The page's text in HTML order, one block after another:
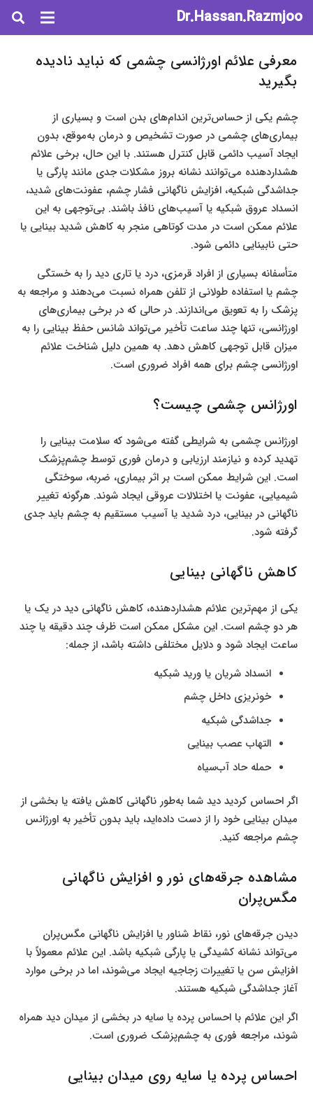
Dr.Hassan.Razmjoo
معرفی علائم اورژانسی چشمی که نباید نادیده
بگیرید
چشم یکی از حساس‌ترین اندام‌های بدن است و بسیاری از
بیماری‌های چشمی در صورت تشخیص و درمان به‌موقع، بدون
ایجاد آسیب دائمی قابل کنترل هستند. با این حال، برخی علائم
هشداردهنده می‌توانند نشانه بروز مشکلات جدی مانند پارگی یا
جداشدگی شبکیه، افزایش ناگهانی فشار چشم، عفونت‌های شدید،
انسداد عروق شبکیه یا آسیب‌های نافذ باشند. بی‌توجهی به این
علائم ممکن است در مدت کوتاهی منجر به کاهش شدید بینایی یا
حتی نابینایی دائمی شود.
متأسفانه بسیاری از افراد قرمزی، درد یا تاری دید را به خستگی
چشم یا استفاده طولانی از تلفن همراه نسبت می‌دهند و مراجعه به
پزشک را به تعویق می‌اندازند. در حالی که در برخی بیماری‌های
اورژانسی، تنها چند ساعت تأخیر می‌تواند شانس حفظ بینایی را به
میزان قابل توجهی کاهش دهد. به همین دلیل شناخت علائم
اورژانسی چشم برای همه افراد ضروری است.
اورژانس چشمی چیست؟
اورژانس چشمی به شرایطی گفته می‌شود که سلامت بینایی را
تهدید کرده و نیازمند ارزیابی و درمان فوری توسط چشم‌پزشک
است. این شرایط ممکن است بر اثر بیماری، ضربه، سوختگی
شیمیایی، عفونت یا اختلالات عروقی ایجاد شوند. هرگونه تغییر
ناگهانی در بینایی، درد شدید یا آسیب مستقیم به چشم باید جدی
گرفته شود.
کاهش ناگهانی بینایی
یکی از مهم‌ترین علائم هشداردهنده، کاهش ناگهانی دید در یک یا
هر دو چشم است. این مشکل ممکن است ظرف چند دقیقه یا چند
ساعت ایجاد شود و دلایل مختلفی داشته باشد، از جمله:
انسداد شریان یا ورید شبکیه
خونریزی داخل چشم
جداشدگی شبکیه
التهاب عصب بینایی
حمله حاد آب‌سیاه
اگر احساس کردید دید شما به‌طور ناگهانی کاهش یافته یا بخشی از
میدان بینایی خود را از دست داده‌اید، باید بدون تأخیر به اورژانس
چشم مراجعه کنید.
مشاهده جرقه‌های نور و افزایش ناگهانی
مگس‌پران
دیدن جرقه‌های نور، نقاط شناور یا افزایش ناگهانی مگس‌پران
می‌تواند نشانه کشیدگی یا پارگی شبکیه باشد. این علائم معمولاً با
افزایش سن یا تغییرات زجاجیه ایجاد می‌شوند، اما در برخی موارد
آغاز جداشدگی شبکیه هستند.
اگر این علائم با احساس پرده یا سایه در بخشی از میدان دید همراه
شوند، مراجعه فوری به چشم‌پزشک ضروری است.
احساس پرده یا سایه روی میدان بینایی